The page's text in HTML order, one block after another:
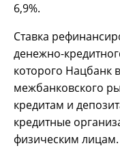
6,9%.
Ставка
денежно-
которого Нацбанк
межбанковского
кредитам и
кредитные
физическим лицам.